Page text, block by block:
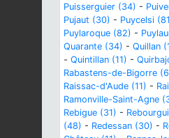
Puisserguier (34) -
Pujaut (30) - Puycelsi
Puylaroque (82) -
Quarante (34) - Quillan
- Quintillan (11) -
Rabastens-de-Bigorre
Raissac-d'Aude (11) -
Ramonville-Saint-Agne
Rebigue (31) -
(48) - Redessan (30) -